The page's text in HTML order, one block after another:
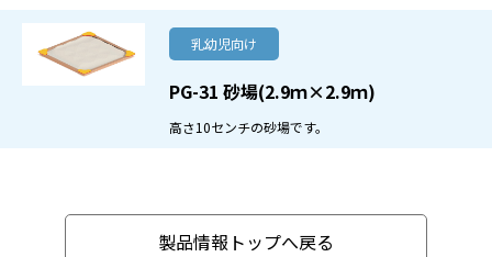
乳幼児向け
PG-31 砂場(2.9ｍ×2.9ｍ)
高さ10センチの砂場です。
製品情報トップへ戻る